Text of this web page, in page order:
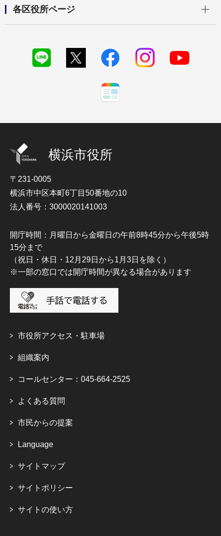
各区役所ページ
横浜市役所
〒231-0005
横浜市中区本町6丁目50番地の10
法人番号：3000020141003
開庁時間：月曜日から金曜日の午前8時45分から午後5時
15分まで
（祝日・休日・12月29日から1月3日を除く）
※一部の窓口では開庁時間が異なる場合があります
市役所アクセス・駐車場
組織案内
コールセンター：045-664-2525
よくある質問
市民からの提案
Language
サイトマップ
サイトポリシー
サイトの使い方